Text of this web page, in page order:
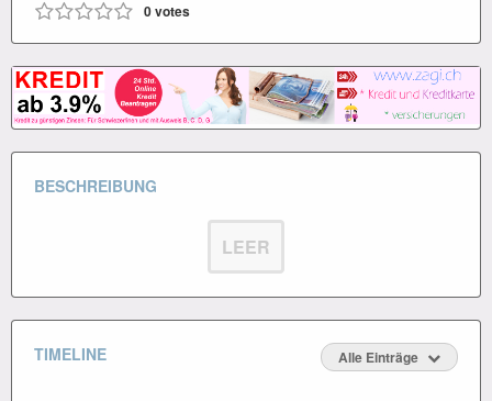
0votes
BESCHREIBUNG
LEER
TIMELINE Alle Einträge